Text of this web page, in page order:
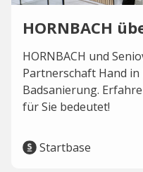
HORNBACH
HORNBACH und
Partnerschaft Hand
Badsanierung.
für Sie bedeutet!
Startbase